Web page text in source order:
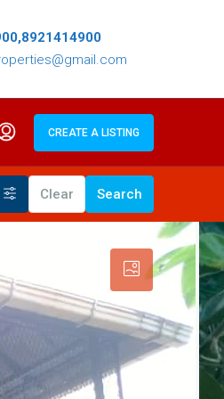
CREATE A LISTING
Clear Search